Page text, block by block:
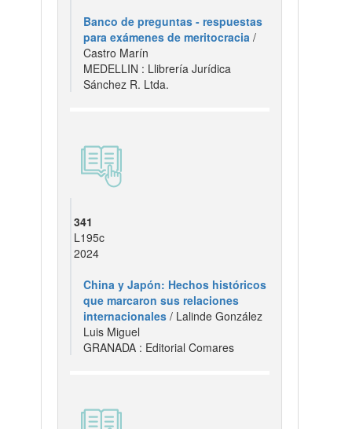
Banco de preguntas - respuestas
para exámenes de meritocracia /
Castro Marín
MEDELLIN : Llibrería Jurídica
Sánchez R. Ltda.
341
L195c
2024
China y Japón: Hechos históricos
que marcaron sus relaciones
internacionales / Lalinde González
Luis Miguel
GRANADA : Editorial Comares